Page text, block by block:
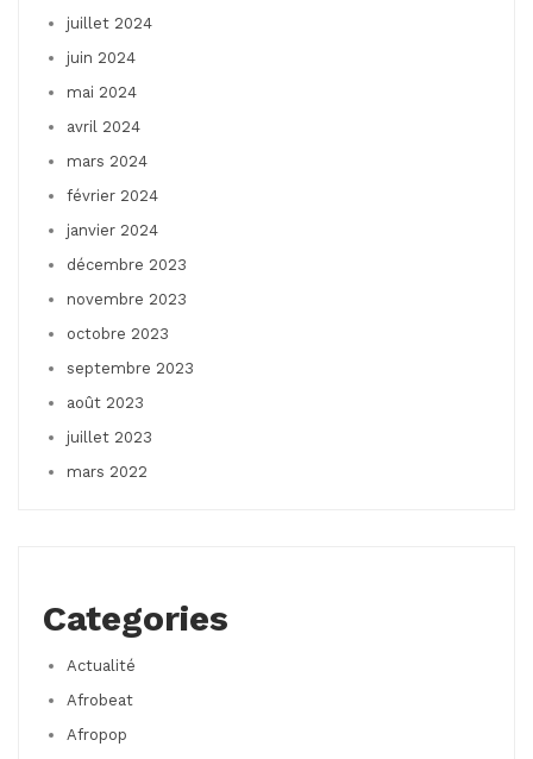
juillet 2024
juin 2024
mai 2024
avril 2024
mars 2024
février 2024
janvier 2024
décembre 2023
novembre 2023
octobre 2023
septembre 2023
août 2023
juillet 2023
mars 2022
Categories
Actualité
Afrobeat
Afropop